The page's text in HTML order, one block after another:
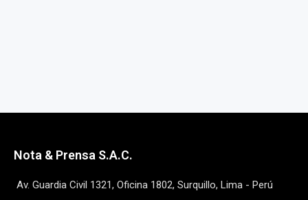
Nota & Prensa S.A.C.
Av. Guardia Civil 1321, Oficina 1802, Surquillo, Lima - Perú